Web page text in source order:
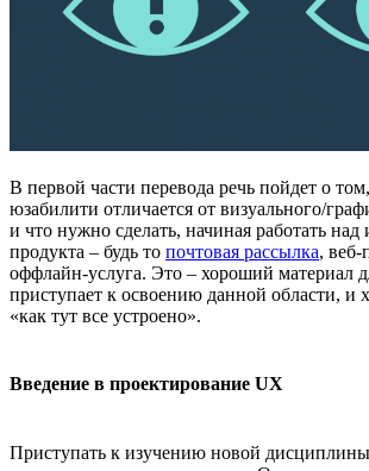
В первой части перевода речь пойдет о
юзабилити отличается от визуального/
и что нужно сделать, начиная работать
продукта – будь то почтовая рассылка,
оффлайн-услуга. Это – хороший материал
приступает к освоению данной области, и
«как тут все устроено».
Введение в проектирование UX
Приступать к изучению новой